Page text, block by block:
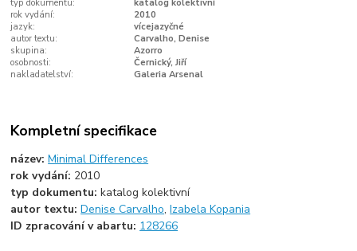
typ dokumentu:
katalog kolektivní
rok vydání:
2010
jazyk:
vícejazyčné
autor textu:
Carvalho, Denise
skupina:
Azorro
osobnosti:
Černický, Jiří
nakladatelství:
Galeria Arsenal
Kompletní specifikace
název:Minimal Differences
rok vydání: 2010
typ dokumentu:katalog kolektivní
autor textu:Denise Carvalho,Izabela Kopania
ID zpracování v abartu: 128266